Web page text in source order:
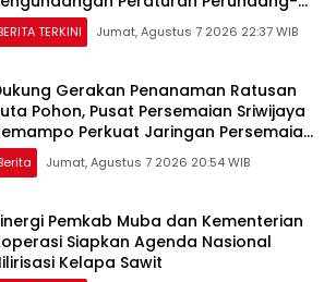
TERKINI Jumat, Agustus 7 2026 22:37 WIB
Gerakan Penanaman Ratusan
Pohon, Pusat Persemaian Sriwijaya
Perkuat Jaringan Persemaian
Jumat, Agustus 7 2026 20:54 WIB
Pemkab Muba dan Kementerian
Siapkan Agenda Nasional
Kelapa Sawit